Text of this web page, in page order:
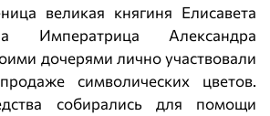
великая княгиня Елисавета
Императрица Александра
дочерями лично участвовали
символических цветов.
собирались для помощи